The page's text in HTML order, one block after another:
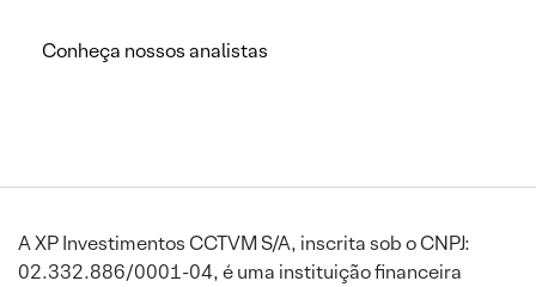
Conheça nossos analistas
A XP Investimentos CCTVM S/A, inscrita sob o CNPJ:
02.332.886/0001-04, é uma instituição financeira